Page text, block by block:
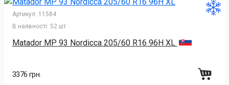
Артикул: 11584
В наявності: 52 шт
Matador MP 93 Nordicca 205/60 R16 96H XL
3376 грн.